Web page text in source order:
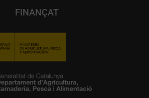
FINANÇAT